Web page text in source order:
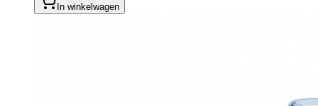
In winkelwagen